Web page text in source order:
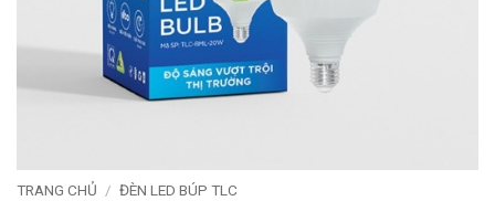
TRANG CHỦ / ĐÈN LED BÚP TLC